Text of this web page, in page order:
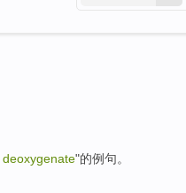
deoxygenate"的例句。